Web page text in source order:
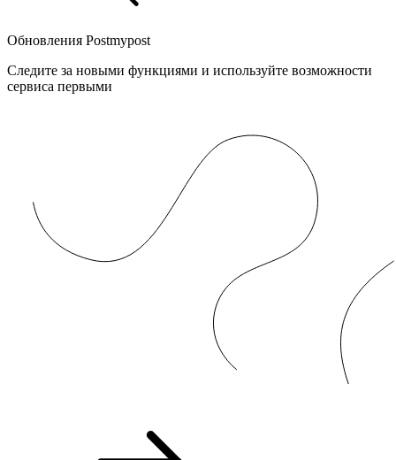
Обновления Postmypost
Следите за новыми функциями и используйте возможности
сервиса первыми